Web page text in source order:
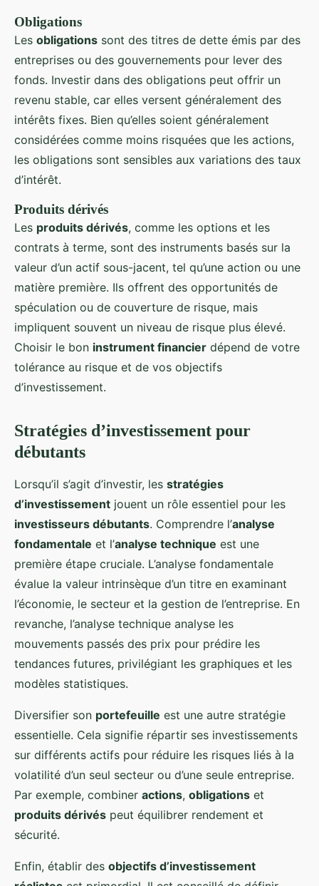
Obligations
Les obligations sont des titres de dette émis par des
entreprises ou des gouvernements pour lever des
fonds. Investir dans des obligations peut offrir un
revenu stable, car elles versent généralement des
intérêts fixes. Bien qu’elles soient généralement
considérées comme moins risquées que les actions,
les obligations sont sensibles aux variations des taux
d’intérêt.
Produits dérivés
Les produits dérivés, comme les options et les
contrats à terme, sont des instruments basés sur la
valeur d’un actif sous-jacent, tel qu’une action ou une
matière première. Ils offrent des opportunités de
spéculation ou de couverture de risque, mais
impliquent souvent un niveau de risque plus élevé.
Choisir le bon instrument financier dépend de votre
tolérance au risque et de vos objectifs
d’investissement.
Stratégies d’investissement pour
débutants
Lorsqu’il s’agit d’investir, les stratégies
d’investissement jouent un rôle essentiel pour les
investisseurs débutants. Comprendre l’analyse
fondamentale et l’analyse technique est une
première étape cruciale. L’analyse fondamentale
évalue la valeur intrinsèque d’un titre en examinant
l’économie, le secteur et la gestion de l’entreprise. En
revanche, l’analyse technique analyse les
mouvements passés des prix pour prédire les
tendances futures, privilégiant les graphiques et les
modèles statistiques.
Diversifier son portefeuille est une autre stratégie
essentielle. Cela signifie répartir ses investissements
sur différents actifs pour réduire les risques liés à la
volatilité d’un seul secteur ou d’une seule entreprise.
Par exemple, combiner actions, obligations et
produits dérivés peut équilibrer rendement et
sécurité.
Enfin, établir des objectifs d’investissement